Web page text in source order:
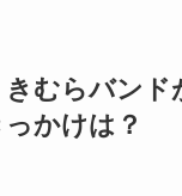
きむらバン
かけは？